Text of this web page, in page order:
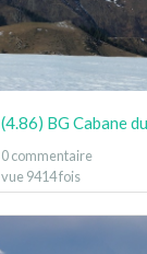
0 commentaire
vue 9414 fois